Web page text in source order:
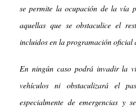
se permite la ocupación de la vía
aquellas que se obstaculice el
incluidos en la programación oficial
En ningún caso podrá invadir la
vehículos ni obstaculizará el
especialmente de emergencias y